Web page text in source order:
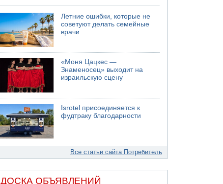
Летние ошибки, которые не
советуют делать семейные
врачи
«Моня Цацкес —
Знаменосец» выходит на
израильскую сцену
Isrotel присоединяется к
фудтраку благодарности
Все статьи сайта Потребитель
ДОСКА ОБЪЯВЛЕНИЙ